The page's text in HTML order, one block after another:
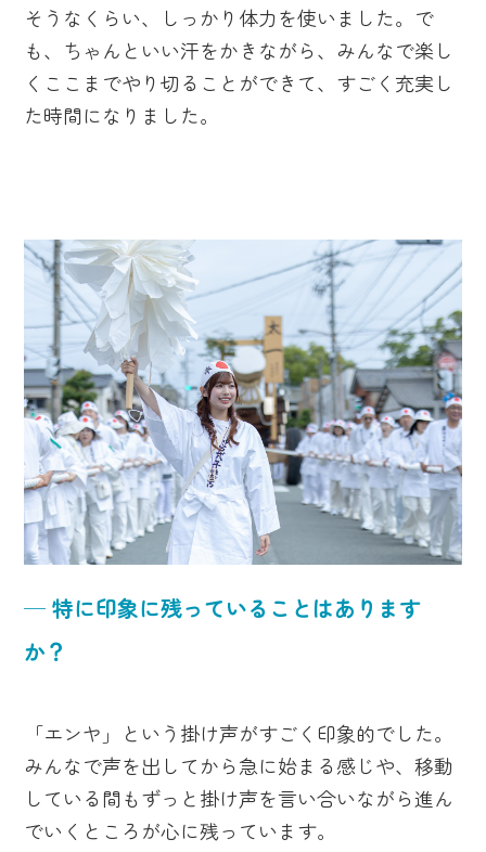
そうなくらい、しっかり体力を使いました。で
も、ちゃんといい汗をかきながら、みんなで楽し
くここまでやり切ることができて、すごく充実し
た時間になりました。
─ 特に印象に残っていることはあります
か？
「エンヤ」という掛け声がすごく印象的でした。
みんなで声を出してから急に始まる感じや、移動
している間もずっと掛け声を言い合いながら進ん
でいくところが心に残っています。